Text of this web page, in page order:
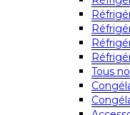
Tous